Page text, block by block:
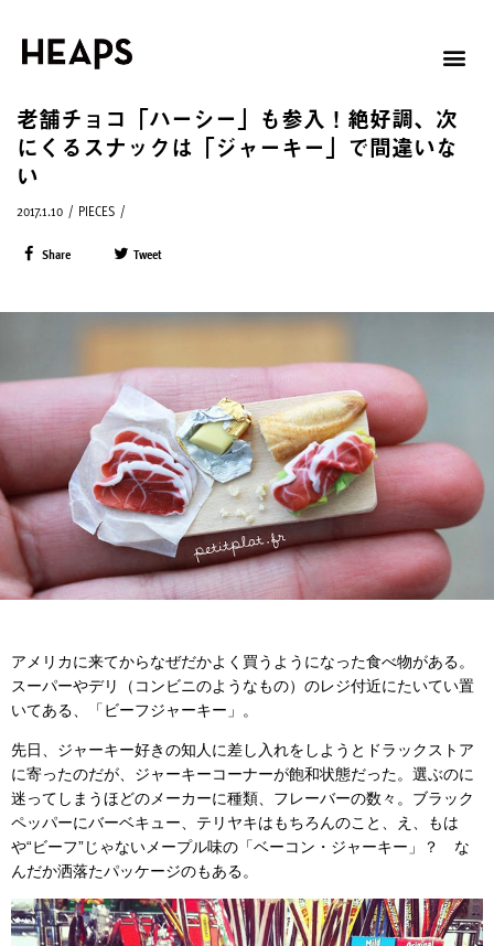
老舗チョコ「ハーシー」も参入！絶好調、次
にくるスナックは「ジャーキー」で間違いな
い
2017.1.10 / PIECES /
Share Tweet
アメリカに来てからなぜだかよく買うようになった食べ物がある。
スーパーやデリ（コンビニのようなもの）のレジ付近にたいてい置
いてある、「ビーフジャーキー」。
先日、ジャーキー好きの知人に差し入れをしようとドラックストア
に寄ったのだが、ジャーキーコーナーが飽和状態だった。選ぶのに
迷ってしまうほどのメーカーに種類、フレーバーの数々。ブラック
ペッパーにバーベキュー、テリヤキはもちろんのこと、え、もは
や“ビーフ”じゃないメープル味の「ベーコン・ジャーキー」？ な
んだか洒落たパッケージのもある。